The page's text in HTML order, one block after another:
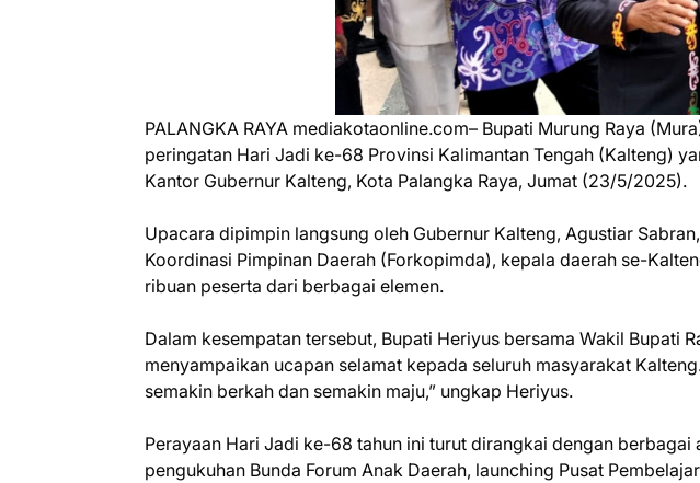
PALANGKA RAYA mediakotaonline.com– Bupati Murung Raya
peringatan Hari Jadi ke-68 Provinsi Kalimantan Tengah (Kalteng)
Kantor Gubernur Kalteng, Kota Palangka Raya, Jumat (23/5/2025).
Upacara dipimpin langsung oleh Gubernur Kalteng, Agustiar
Koordinasi Pimpinan Daerah (Forkopimda), kepala daerah se-
ribuan peserta dari berbagai elemen.
Dalam kesempatan tersebut, Bupati Heriyus bersama Wakil Bupati
menyampaikan ucapan selamat kepada seluruh masyarakat
semakin berkah dan semakin maju,” ungkap Heriyus.
Perayaan Hari Jadi ke-68 tahun ini turut dirangkai dengan berbagai
pengukuhan Bunda Forum Anak Daerah, launching Pusat